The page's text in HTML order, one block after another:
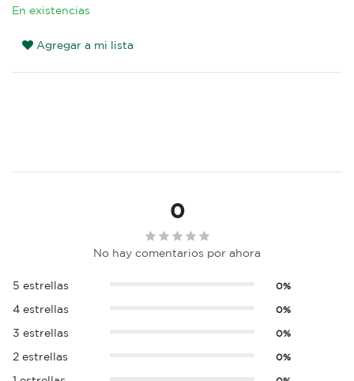
En existencias
Agregar a mi lista
0
No hay comentarios por ahora
5 estrellas 0%
4 estrellas 0%
3 estrellas 0%
2 estrellas 0%